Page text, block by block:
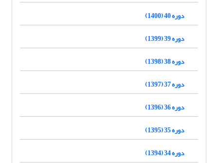
دوره 40 (1400)
دوره 39 (1399)
دوره 38 (1398)
دوره 37 (1397)
دوره 36 (1396)
دوره 35 (1395)
دوره 34 (1394)